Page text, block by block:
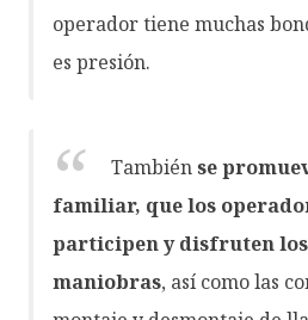
operador tiene muchas
es presión.
Tambiénse
familiar, que los
participen y disfruten los
maniobras, así como las